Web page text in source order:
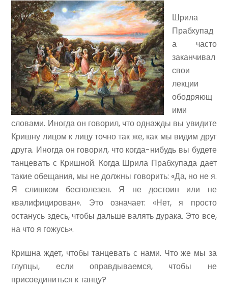
Шрила
Прабхупад
а часто
заканчивал
свои
лекции
ободряющ
ими
словами. Иногда он говорил, что однажды вы увидите
Кришну лицом к лицу точно так же, как мы видим друг
друга. Иногда он говорил, что когда-нибудь вы будете
танцевать с Кришной. Когда Шрила Прабхупада дает
такие обещания, мы не должны говорить: «Да, но не я.
Я слишком бесполезен. Я не достоин или не
квалифицирован». Это означает: «Нет, я просто
останусь здесь, чтобы дальше валять дурака. Это все,
на что я гожусь».
Кришна ждет, чтобы танцевать с нами. Что же мы за
глупцы, если оправдываемся, чтобы не
присоединиться к танцу?